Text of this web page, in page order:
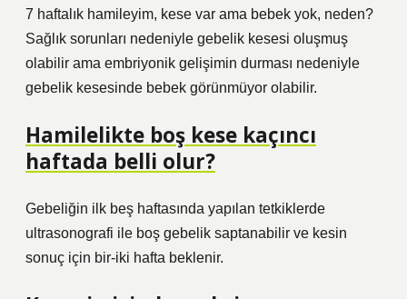
7 haftalık hamileyim, kese var ama bebek yok, neden?
Sağlık sorunları nedeniyle gebelik kesesi oluşmuş
olabilir ama embriyonik gelişimin durması nedeniyle
gebelik kesesinde bebek görünmüyor olabilir.
Hamilelikte boş kese kaçıncı
haftada belli olur?
Gebeliğin ilk beş haftasında yapılan tetkiklerde
ultrasonografi ile boş gebelik saptanabilir ve kesin
sonuç için bir-iki hafta beklenir.